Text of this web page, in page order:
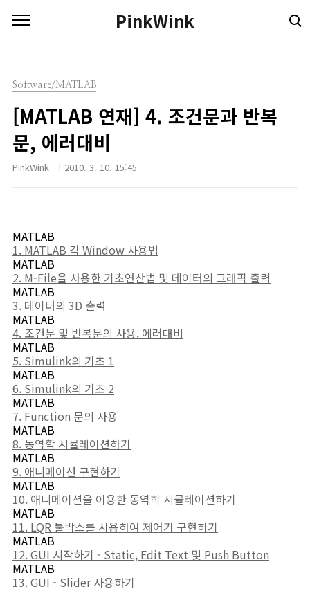
PinkWink
Software/MATLAB
[MATLAB 연재] 4. 조건문과 반복
문, 에러대비
PinkWink 2010. 3. 10. 15:45
MATLAB
1. MATLAB 각 Window 사용법
MATLAB
2. M-File을 사용한 기초연산법 및 데이터의 그래픽 출력
MATLAB
3. 데이터의 3D 출력
MATLAB
4. 조건문 및 반복문의 사용. 에러대비
MATLAB
5. Simulink의 기초 1
MATLAB
6. Simulink의 기초 2
MATLAB
7. Function 문의 사용
MATLAB
8. 동역학 시뮬레이션하기
MATLAB
9. 애니메이션 구현하기
MATLAB
10. 애니메이션을 이용한 동역학 시뮬레이션하기
MATLAB
11. LQR 툴박스를 사용하여 제어기 구현하기
MATLAB
12. GUI 시작하기 - Static, Edit Text 및 Push Button
MATLAB
13. GUI - Slider 사용하기